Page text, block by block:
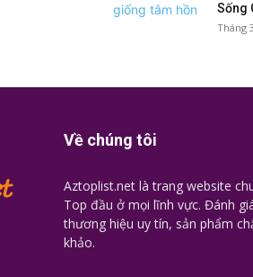
Sống
Tháng
Về chúng tôi
Aztoplist.net là trang website
Top đầu ở mọi lĩnh vực. Đánh
thương hiệu uy tín, sản phẩm
khảo.